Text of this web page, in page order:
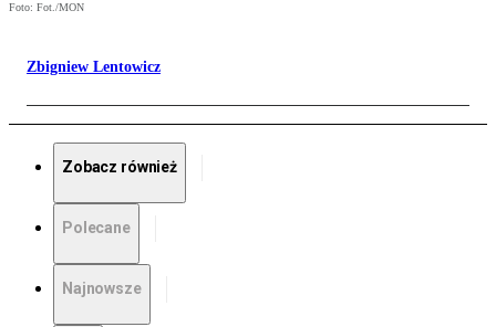
Foto: Fot./MON
Zbigniew Lentowicz
Zobacz również
Polecane
Najnowsze